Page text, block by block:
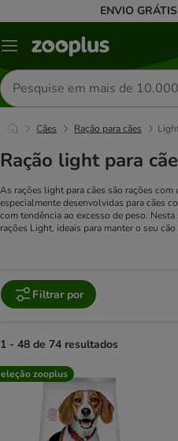
ENVIO
Menu
Pesquisar
produtos
Cães Ração para cães
Ração light para
As rações light para cães são rações
especialmente desenvolvidas para cães
com tendência ao excesso de peso.
rações Light, ideais para manter o seu
Filtrar por
1 - 48 de 74 resultados
product items have been changed
zooplus